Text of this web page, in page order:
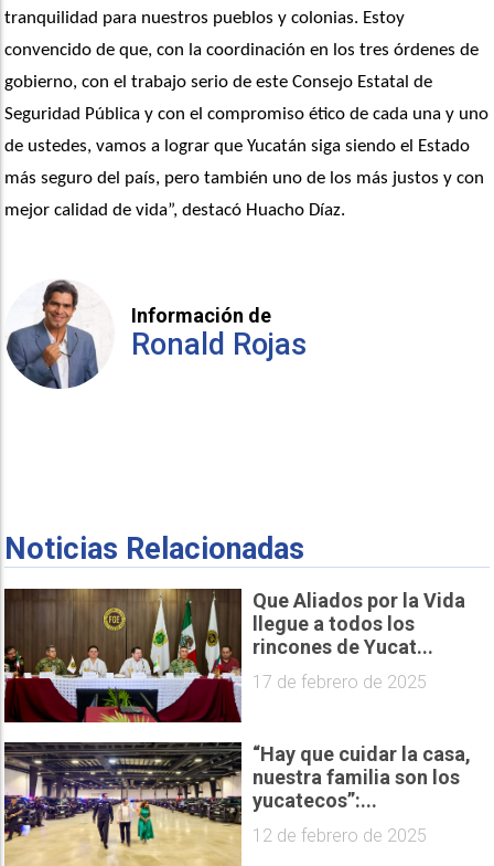
tranquilidad para nuestros pueblos y colonias. Estoy
convencido de que, con la coordinación en los tres órdenes de
gobierno, con el trabajo serio de este Consejo Estatal de
Seguridad Pública y con el compromiso ético de cada una y uno
de ustedes, vamos a lograr que Yucatán siga siendo el Estado
más seguro del país, pero también uno de los más justos y con
mejor calidad de vida”, destacó Huacho Díaz.
Información de
Ronald Rojas
Noticias Relacionadas
Que Aliados por la Vida
llegue a todos los
rincones de Yucat...
17 de febrero de 2025
“Hay que cuidar la casa,
nuestra familia son los
yucatecos”:...
12 de febrero de 2025